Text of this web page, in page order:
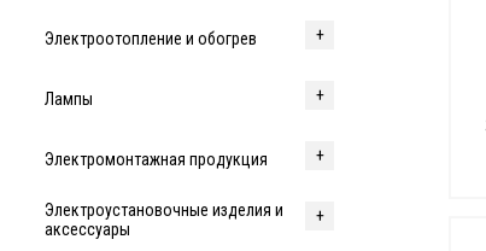
Электроотопление и обогрев
Лампы
Электромонтажная продукция
Электроустановочные изделия и
аксессуары